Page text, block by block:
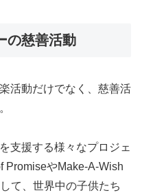
の慈善活動
活動だけでなく、慈善活
支援する様々なプロジェ
PromiseやMake-A-Wish
て、世界中の子供たち